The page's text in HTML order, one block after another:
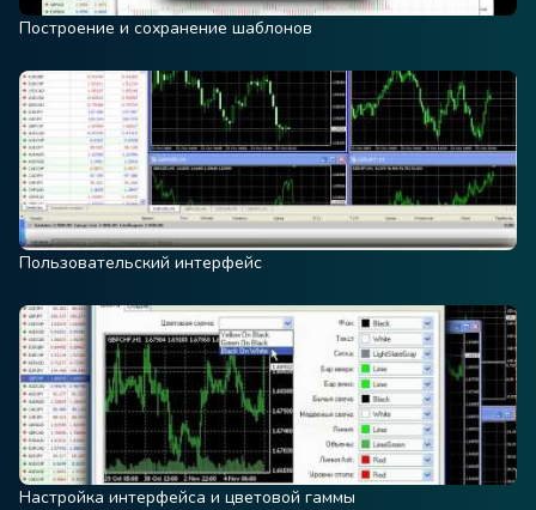
Построение и сохранение шаблонов
Пользовательский интерфейс
Настройка интерфейса и цветовой гаммы